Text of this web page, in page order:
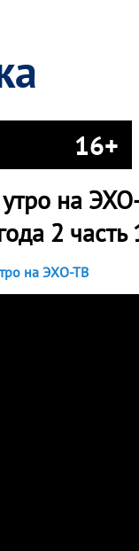
16+
на
2 часть
на ЭХО-ТВ